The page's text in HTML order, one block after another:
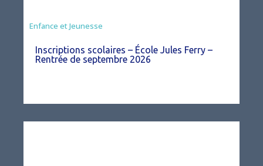
Enfance et Jeunesse
Inscriptions scolaires – École Jules Ferry –
Rentrée de septembre 2026